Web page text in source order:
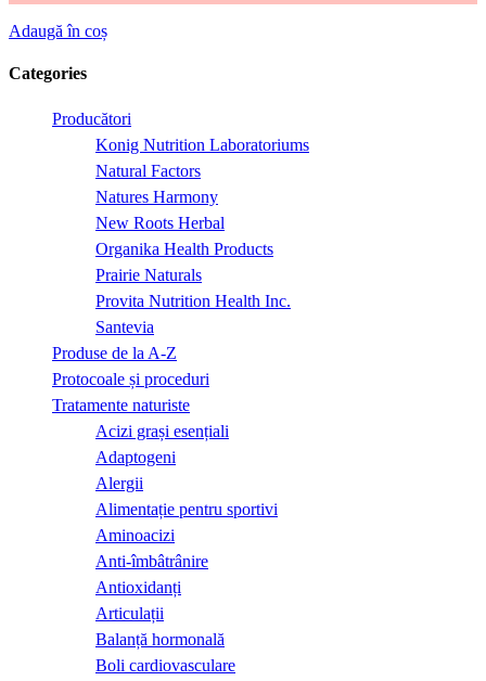
Adaugă în coș
Categories
Producători
Konig Nutrition Laboratoriums
Natural Factors
Natures Harmony
New Roots Herbal
Organika Health Products
Prairie Naturals
Provita Nutrition Health Inc.
Santevia
Produse de la A-Z
Protocoale și proceduri
Tratamente naturiste
Acizi grași esențiali
Adaptogeni
Alergii
Alimentație pentru sportivi
Aminoacizi
Anti-îmbâtrânire
Antioxidanți
Articulații
Balanță hormonală
Boli cardiovasculare